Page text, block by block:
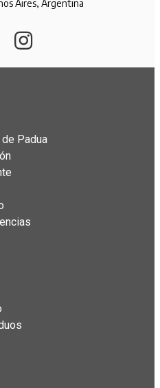
Aires, Argentina
Padua